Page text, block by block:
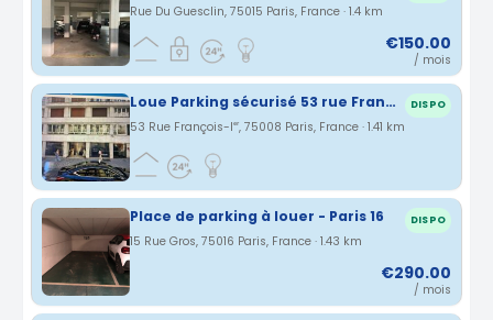
Rue Du Guesclin, 75015 Paris, France · 1.4 km
€150.00
/ mois
Loue Parking sécurisé 53 rue François 1er, 75008 Paris DISPO
53 Rue François-Iᵉʳ, 75008 Paris, France · 1.41 km
Place de parking à louer - Paris 16 DISPO
15 Rue Gros, 75016 Paris, France · 1.43 km
€290.00
/ mois